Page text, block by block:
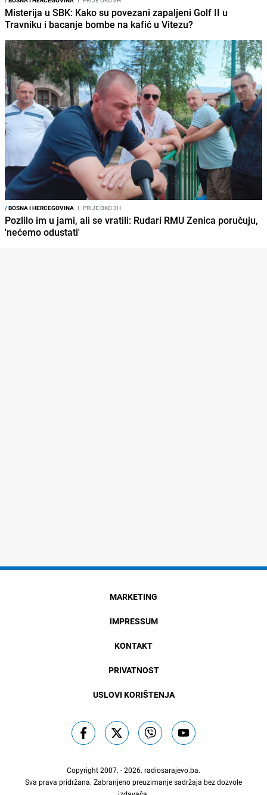
Misterija u SBK: Kako su povezani zapaljeni Golf II u
Travniku i bacanje bombe na kafić u Vitezu?
/BOSNA I HERCEGOVINA I PRIJE OKO 3H
Pozlilo im u jami, ali se vratili: Rudari RMU Zenica poručuju,
'nećemo odustati'
MARKETING
IMPRESSUM
KONTAKT
PRIVATNOST
USLOVI KORIŠTENJA
Copyright 2007. - 2026. radiosarajevo.ba.
Sva prava pridržana. Zabranjeno preuzimanje sadržaja bez dozvole